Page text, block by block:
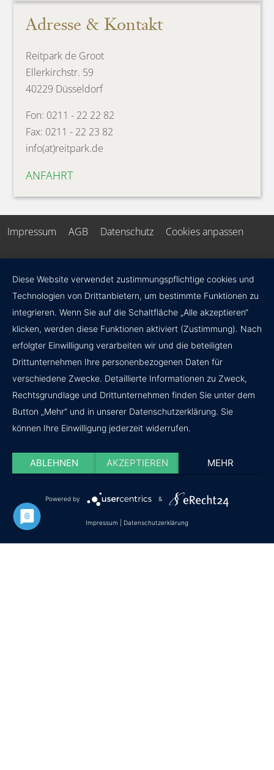
Adresse & Kontakt
Reitpark de Groot
Ellerkirchstr. 59
40229 Düsseldorf
Fon: 0211 - 22 22 82
Fax: 0211 - 22 23 82
info(at)reitpark.de
ANFAHRT
Impressum AGB Datenschutz Cookies anpassen
Diese Website verwendet zustimmungspflichtige cookies und
Technologien von Drittanbietern, um bestimmte Funktionen zu
integrieren. Wenn Sie auf die Schaltfläche „Alle akzeptieren“
klicken, werden diese Funktionen aktiviert (Zustimmung). Nach
erfolgter Einwilligung verarbeiten wir und die beteiligten
Drittunternehmen Ihre personenbezogenen Daten für
verschiedene Zwecke. Detaillierte Informationen zu Zweck,
Rechtsgrundlage und Drittunternehmen finden Sie unter dem
Button „Mehr“ und in unserer Datenschutzerklärung. Sie
können Ihre Einwilligung jederzeit widerrufen.
ABLEHNEN AKZEPTIEREN MEHR
Powered by &
Impressum Datenschutzerklärung